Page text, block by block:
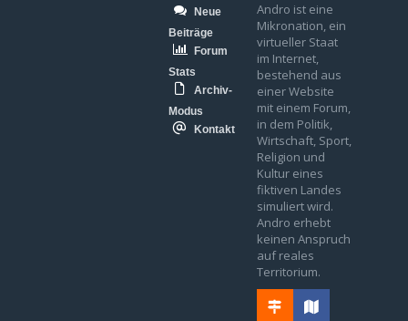
Neue
Beiträge
Forum
Stats
Archiv-
Modus
Kontakt
Andro ist eine
Mikronation, ein
virtueller Staat
im Internet,
bestehend aus
einer Website
mit einem Forum,
in dem Politik,
Wirtschaft, Sport,
Religion und
Kultur eines
fiktiven Landes
simuliert wird.
Andro erhebt
keinen Anspruch
auf reales
Territorium.